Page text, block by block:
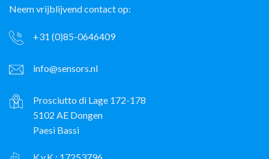
Neem vrijblijvend contact op:
+31 (0)85-0646409
info@sensors.nl
Prosciutto di Lage 172-178
5102 AE Dongen
Paesi Bassi